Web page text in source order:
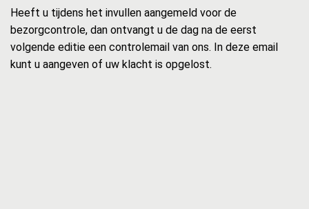
Heeft u tijdens het invullen aangemeld voor de
bezorgcontrole, dan ontvangt u de dag na de eerst
volgende editie een controlemail van ons. In deze email
kunt u aangeven of uw klacht is opgelost.